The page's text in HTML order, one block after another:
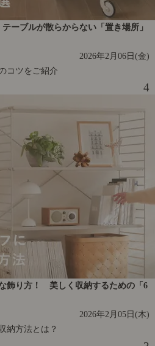
ーブルが散らからない「置き場所」
2026年2月06日(金)
コツをご紹介
4
飾り方！ 美しく収納するための「6
2026年2月05日(木)
納方法とは？